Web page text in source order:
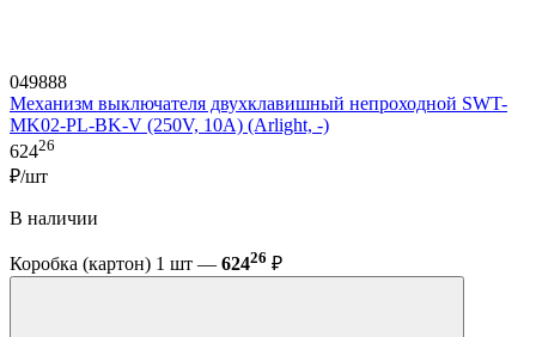
049888
Механизм выключателя двухклавишный непроходной SWT-
MK02-PL-BK-V (250V, 10A) (Arlight, -)
62426
₽/шт
В наличии
Коробка (картон) 1 шт — 62426 ₽